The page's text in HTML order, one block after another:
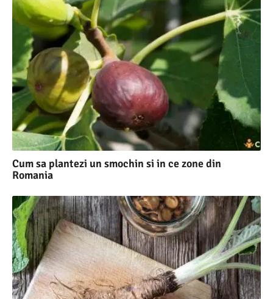
Cum sa plantezi un smochin si in ce zone din
Romania